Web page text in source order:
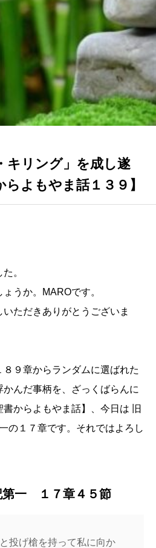
キリング」を成し遂
よもやま話１３９】
。
うか。MAROです。
ただきありがとうございま
９章からランダムに選ばれた
んだ事柄を、ざっくばらんに
からよもやま話】、今日は 旧
の１７章です。それではよろし
一 １７章４５節
投げ槍を持って私に向か